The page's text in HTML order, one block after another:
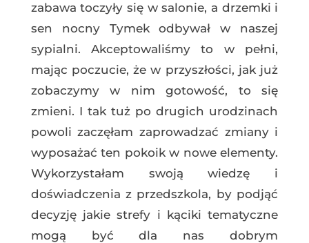
zabawa toczyły się w salonie, a drzemki i
sen nocny Tymek odbywał w naszej
sypialni. Akceptowaliśmy to w pełni,
mając poczucie, że w przyszłości, jak już
zobaczymy w nim gotowość, to się
zmieni. I tak tuż po drugich urodzinach
powoli zaczęłam zaprowadzać zmiany i
wyposażać ten pokoik w nowe elementy.
Wykorzystałam swoją wiedzę i
doświadczenia z przedszkola, by podjąć
decyzję jakie strefy i kąciki tematyczne
mogą być dla nas dobrym